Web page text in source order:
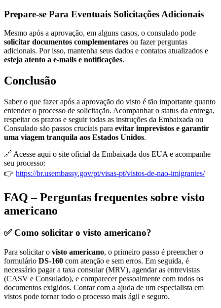
Prepare-se Para Eventuais Solicitações Adicionais
Mesmo após a aprovação, em alguns casos, o consulado pode
solicitar documentos complementares ou fazer perguntas
adicionais. Por isso, mantenha seus dados e contatos atualizados e
esteja atento a e-mails e notificações.
Conclusão
Saber o que fazer após a aprovação do visto é tão importante quanto
entender o processo de solicitação. Acompanhar o status da entrega,
respeitar os prazos e seguir todas as instruções da Embaixada ou
Consulado são passos cruciais para evitar imprevistos e garantir
uma viagem tranquila aos Estados Unidos.
🔗 Acesse aqui o site oficial da Embaixada dos EUA e acompanhe
seu processo:
👉 https://br.usembassy.gov/pt/visas-pt/vistos-de-nao-imigrantes/
FAQ – Perguntas frequentes sobre visto
americano
✅ Como solicitar o visto americano?
Para solicitar o visto americano, o primeiro passo é preencher o
formulário DS-160 com atenção e sem erros. Em seguida, é
necessário pagar a taxa consular (MRV), agendar as entrevistas
(CASV e Consulado), e comparecer pessoalmente com todos os
documentos exigidos. Contar com a ajuda de um especialista em
vistos pode tornar todo o processo mais ágil e seguro.